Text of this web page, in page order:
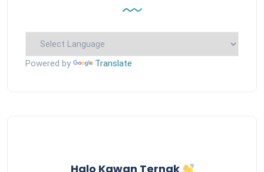
Powered by Translate
Halo Kawan Ternak